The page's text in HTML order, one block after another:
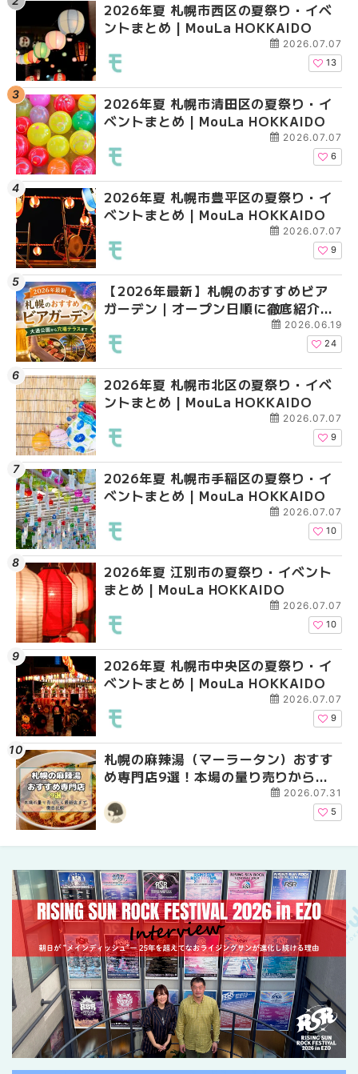
2026年夏 札幌市西区の夏祭り・イベ
ントまとめ | MouLa HOKKAIDO
2026.07.07
13
2026年夏 札幌市清田区の夏祭り・イ
ベントまとめ | MouLa HOKKAIDO
2026.07.07
6
2026年夏 札幌市豊平区の夏祭り・イ
ベントまとめ | MouLa HOKKAIDO
2026.07.07
9
【2026年最新】札幌のおすすめビア
ガーデン｜オープン日順に徹底紹介！
大通公園から穴場テラスまで | MouLa
HOKKAIDO
2026.06.19
24
2026年夏 札幌市北区の夏祭り・イベ
ントまとめ | MouLa HOKKAIDO
2026.07.07
9
2026年夏 札幌市手稲区の夏祭り・イ
ベントまとめ | MouLa HOKKAIDO
2026.07.07
10
2026年夏 江別市の夏祭り・イベント
まとめ | MouLa HOKKAIDO
2026.07.07
10
2026年夏 札幌市中央区の夏祭り・イ
ベントまとめ | MouLa HOKKAIDO
2026.07.07
9
札幌の麻辣湯（マーラータン）おすす
め専門店9選！本場の量り売りから最
新店まで徹底比較 | MouLa
HOKKAIDO
2026.07.31
5
【2026年最新】札幌
ガーデン｜オープン日
大通公園から穴場テ
2026年夏 札幌市白石
ベントまとめ |
2026年夏 札幌市手稲
ベントまとめ |
2026年夏 札幌市北区
ントまとめ | MouLa
2026年夏 札幌市清田
ベントまとめ |
2026年夏 札幌市豊平
ベントまとめ |
2026年夏 札幌市南区
ントまとめ | MouLa
2026年夏 札幌市中央
ベントまとめ |
2026年夏 恵庭市・千
イベントまとめ |
2026年夏 札幌市北区
ントまとめ | MouLa
2026年夏 札幌市白石
ベントまとめ |
2026年夏 札幌市西区
ントまとめ | MouLa
2026年夏 札幌市手稲
ベントまとめ |
2026年夏 札幌市清田
ベントまとめ |
札幌の麻辣湯（マーラ
め専門店6選！本場の
新店まで徹底比較 |
2026年夏 札幌市豊平
ベントまとめ |
【新千歳空港】新カー
業。「SUPER
ーパーラウンジアネッ
介！！ | MouLa
2026年夏 札幌市南区
ントまとめ | MouLa